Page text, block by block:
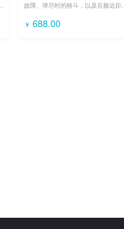
故障、弹尽时的格斗，以及在极近距离
摔法。
￥ 688.00